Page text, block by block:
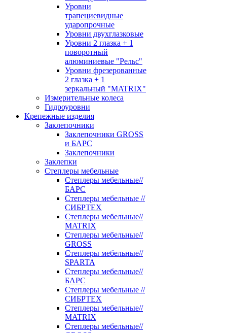
Уровни
трапециевидные
ударопрочные
Уровни двухглазковые
Уровни 2 глазка + 1
поворотный
алюминиевые "Рельс"
Уровни фрезерованные
2 глазка + 1
зеркальный "MATRIX"
Измерительные колеса
Гидроуровни
Крепежные изделия
Заклепочники
Заклепочники GROSS
и БАРС
Заклепочники
Заклепки
Степлеры мебельные
Степлеры мебельные//
БАРС
Степлеры мебельные //
СИБРТЕХ
Степлеры мебельные//
MATRIX
Степлеры мебельные//
GROSS
Степлеры мебельные//
SPARTA
Степлеры мебельные//
БАРС
Степлеры мебельные //
СИБРТЕХ
Степлеры мебельные//
MATRIX
Степлеры мебельные//